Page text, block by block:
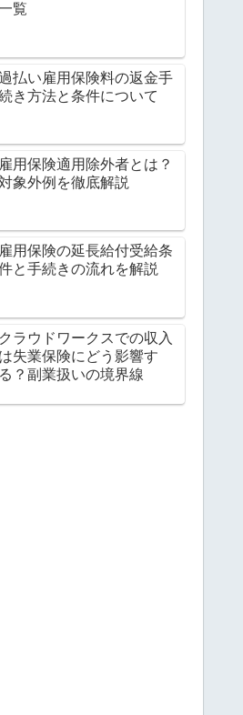
覧
払い雇用保険料の返金手
き方法と条件について
雇用保険適用除外者とは？
対象外例を徹底解説
雇用保険の延長給付受給条
と手続きの流れを解説
クラウドワークスでの収入
は失業保険にどう影響す
る？副業扱いの境界線